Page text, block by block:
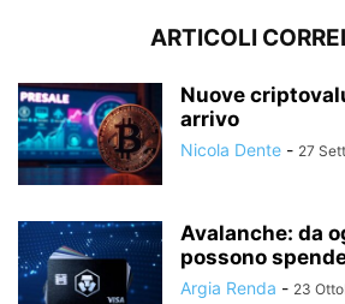
ARTICOLI
Nuove
arrivo
Nicola Dente - 27
Avalanche: da
possono
Argia Renda - 23